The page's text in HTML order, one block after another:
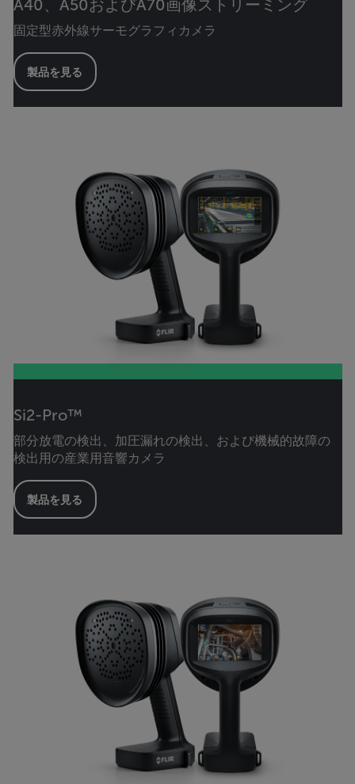
A40、A50およびA70画像ストリーミング
固定型赤外線サーモグラフィカメラ
製品を見る
Si2-Pro™
部分放電の検出、加圧漏れの検出、および機械的故障の
検出用の産業用音響カメラ
製品を見る